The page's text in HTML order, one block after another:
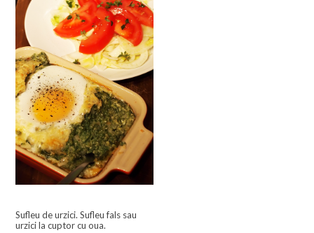
Sufleu de urzici. Sufleu fals sau
urzici la cuptor cu oua.